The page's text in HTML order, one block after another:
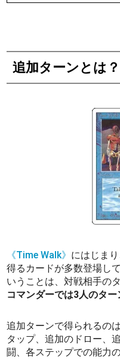
追加ターンとは？
《Time Walk》 にはじま
得るカードが多数登場し
いうことは、対戦相手の
コマンダーでは3人のタ
追加ターンで得られるの
タップ、追加のドロー、
闘、各ステップでの能力